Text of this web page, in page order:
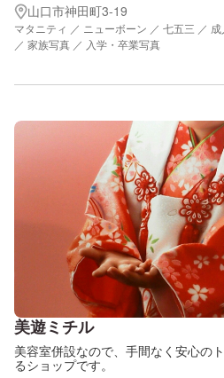
山口市神田町3-19
マタニティ ／ ニューボーン ／ 七五三 ／
／ 家族写真 ／ 入学・卒業写真
美遊ミチル
美容室併設なので、手間なく安心の
るショップです。